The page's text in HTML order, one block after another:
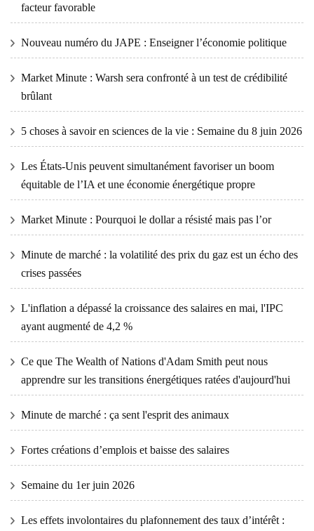
facteur favorable
Nouveau numéro du JAPE : Enseigner l’économie politique
Market Minute : Warsh sera confronté à un test de crédibilité
brûlant
5 choses à savoir en sciences de la vie : Semaine du 8 juin 2026
Les États-Unis peuvent simultanément favoriser un boom
équitable de l’IA et une économie énergétique propre
Market Minute : Pourquoi le dollar a résisté mais pas l’or
Minute de marché : la volatilité des prix du gaz est un écho des
crises passées
L'inflation a dépassé la croissance des salaires en mai, l'IPC
ayant augmenté de 4,2 %
Ce que The Wealth of Nations d'Adam Smith peut nous
apprendre sur les transitions énergétiques ratées d'aujourd'hui
Minute de marché : ça sent l'esprit des animaux
Fortes créations d’emplois et baisse des salaires
Semaine du 1er juin 2026
Les effets involontaires du plafonnement des taux d’intérêt :